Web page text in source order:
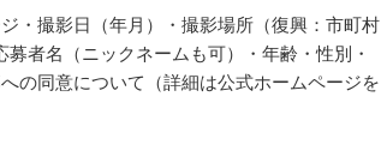
・撮影日（年月）・撮影場所（復興：市町村
者名（ニックネームも可）・年齢・性別・
の同意について（詳細は公式ホームページを